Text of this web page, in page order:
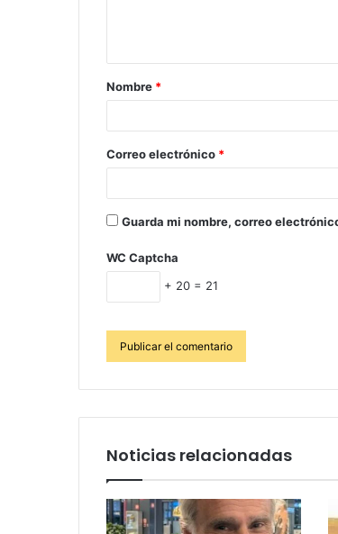
Nombre *
Correo electrónico *
Guarda mi nombre, correo
WC Captcha
+ 20 = 21
Noticias relacionadas